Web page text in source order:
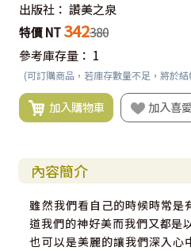
出版社： 讚美之泉
特價 NT 342380
參考庫存量： 1
(可訂購商品，若庫存數量不足，將於
加入購物車 加入喜
內容簡介
雖然我們看自己的時候時常是
道我們的神好美而我們又都是
也可以是美麗的讓我們深入心